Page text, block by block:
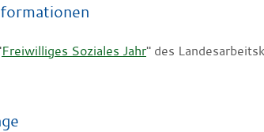
Freiwilliges Soziales Jahr" des